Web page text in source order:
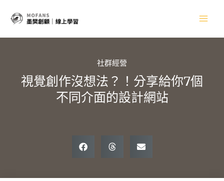
要
社群經營
視覺創作沒想法？！分享給你7個
不同介面的設計網站